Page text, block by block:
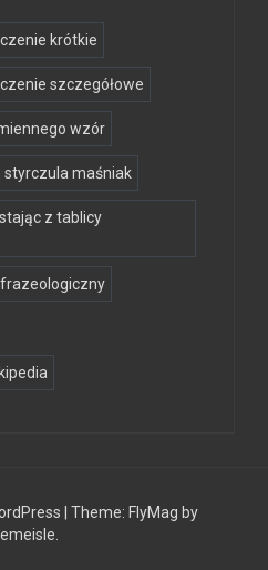
krótkie
szczegółowe
wzór
styrczula maśniak
z tablicy
Theme: FlyMag by